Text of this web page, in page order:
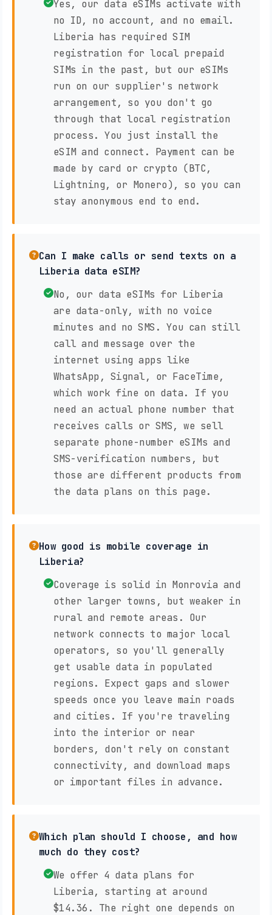
Yes, our data eSIMs activate with
no ID, no account, and no email.
Liberia has required SIM
registration for local prepaid
SIMs in the past, but our eSIMs
run on our supplier's network
arrangement, so you don't go
through that local registration
process. You just install the
eSIM and connect. Payment can be
made by card or crypto (BTC,
Lightning, or Monero), so you can
stay anonymous end to end.
Can I make calls or send texts on a
Liberia data eSIM?
No, our data eSIMs for Liberia
are data-only, with no voice
minutes and no SMS. You can still
call and message over the
internet using apps like
WhatsApp, Signal, or FaceTime,
which work fine on data. If you
need an actual phone number that
receives calls or SMS, we sell
separate phone-number eSIMs and
SMS-verification numbers, but
those are different products from
the data plans on this page.
How good is mobile coverage in
Liberia?
Coverage is solid in Monrovia and
other larger towns, but weaker in
rural and remote areas. Our
network connects to major local
operators, so you'll generally
get usable data in populated
regions. Expect gaps and slower
speeds once you leave main roads
and cities. If you're traveling
into the interior or near
borders, don't rely on constant
connectivity, and download maps
or important files in advance.
Which plan should I choose, and how
much do they cost?
We offer 4 data plans for
Liberia, starting at around
$14.36. The right one depends on